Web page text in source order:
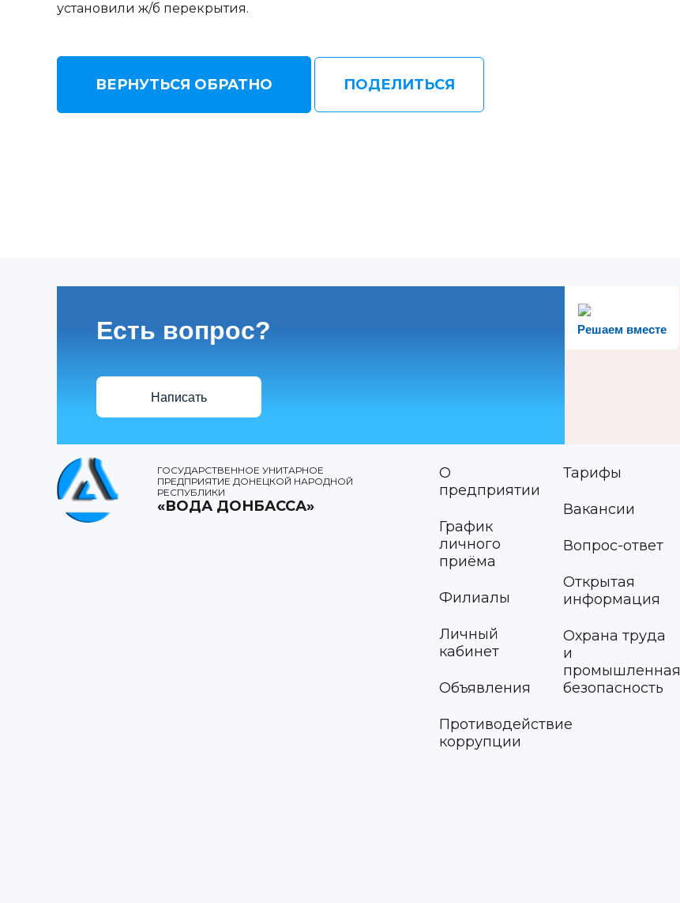
установили ж/б перекрытия.
ВЕРНУТЬСЯ ОБРАТНО ПОДЕЛИТЬСЯ
Решаем вместе
Есть вопрос?
Написать
ГОСУДАРСТВЕННОЕ УНИТАРНОЕ
ПРЕДПРИЯТИЕ ДОНЕЦКОЙ НАРОДНОЙ
РЕСПУБЛИКИ
«ВОДА ДОНБАССА»
О
предприятии
График
личного
приёма
Филиалы
Личный
кабинет
Объявления
Противодействие
коррупции
Тарифы
Вакансии
Вопрос-ответ
Открытая
информация
Охрана труда
и
промышленная
безопасность